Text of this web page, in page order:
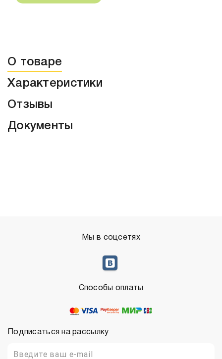
О товаре
Характеристики
Отзывы
Документы
Мы в соцсетях
Подписаться на рассылку
Способы оплаты